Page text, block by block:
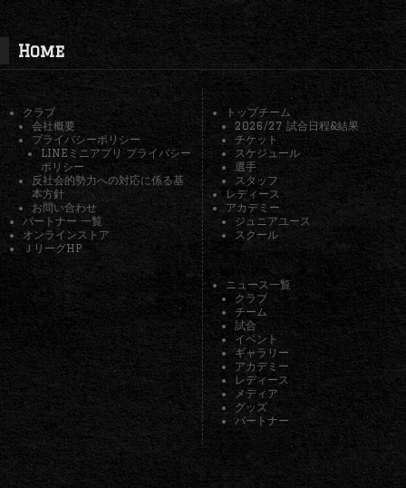
Home
クラブ
会社概要
プライバシーポリシー
LINEミニアプリ プライバシー
ポリシー
反社会的勢力への対応に係る基
本方針
お問い合わせ
パートナー 一覧
オンラインストア
ＪリーグHP
トップチーム
2026/27 試合日程&結果
チケット
スケジュール
選手
スタッフ
レディース
アカデミー
ジュニアユース
スクール
ニュース一覧
クラブ
チーム
試合
イベント
ギャラリー
アカデミー
レディース
メディア
グッズ
パートナー